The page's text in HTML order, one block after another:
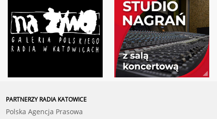
PARTNERZY RADIA KATOWICE
Polska Agencja Prasowa